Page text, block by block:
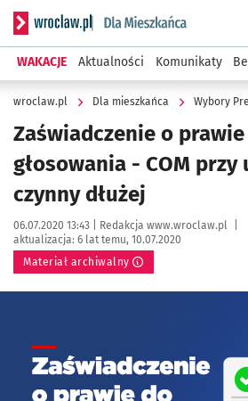
Serwis informacyjny wroclaw.pl
WAKACJE Aktualności Komunikaty
wroclaw.pl Dla mieszkańca Wybory
Zaświadczenie o
głosowania - COM
czynny dłużej
Data publikacji:
06.07.2020 13:43 | Autor:
Redakcja www.wroclaw.pl
aktualizacja: 6 lat temu, 10.07.2020
Materiał archiwalny